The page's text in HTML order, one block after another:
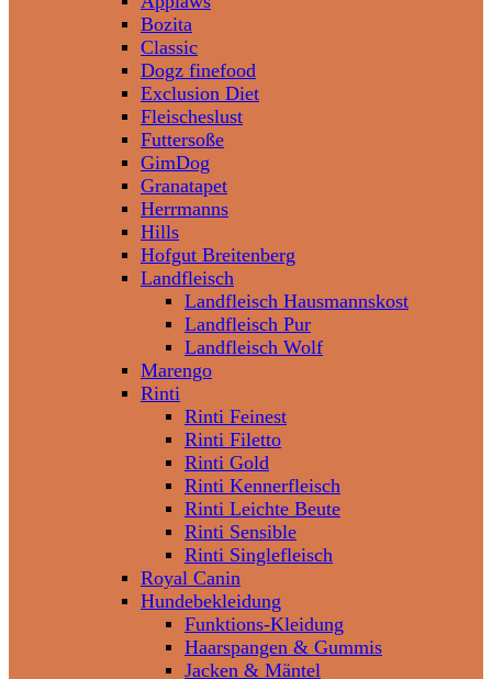
Bozita
Classic
Dogz finefood
Exclusion Diet
Fleischeslust
Futtersoße
GimDog
Granatapet
Herrmanns
Hills
Hofgut Breitenberg
Landfleisch
Landfleisch Hausmannskost
Landfleisch Pur
Landfleisch Wolf
Marengo
Rinti
Rinti Feinest
Rinti Filetto
Rinti Gold
Rinti Kennerfleisch
Rinti Leichte Beute
Rinti Sensible
Rinti Singlefleisch
Royal Canin
Hundebekleidung
Funktions-Kleidung
Haarspangen & Gummis
Jacken & Mäntel